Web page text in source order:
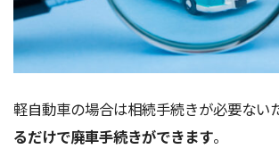
軽自動車の場合は相続手続きが必要ない
るだけで廃車手続きができます。